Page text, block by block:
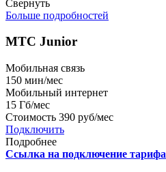
Свернуть
Больше подробностей
МТС Junior
Мобильная связь
150 мин/мес
Мобильный интернет
15 Гб/мес
Стоимость 390 руб/мес
Подключить
Подробнее
Ссылка на подключение тарифа